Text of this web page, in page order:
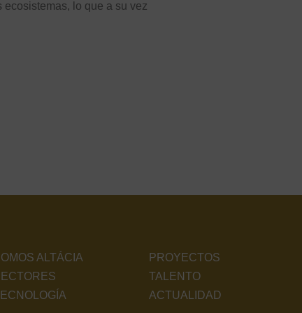
lo que a su vez
ALTÁCIA
PROYECTOS
TALENTO
ACTUALIDAD